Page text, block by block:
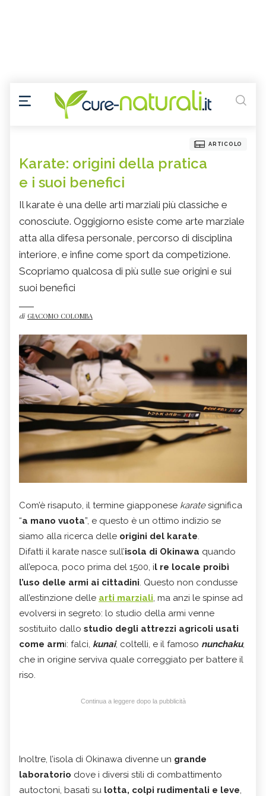
ARTICOLO
Karate: origini della pratica
e i suoi benefici
Il karate è una delle arti marziali più classiche e
conosciute. Oggigiorno esiste come arte marziale
atta alla difesa personale, percorso di disciplina
interiore, e infine come sport da competizione.
Scopriamo qualcosa di più sulle sue origini e sui
suoi benefici
di GIACOMO COLOMBA
Com’è risaputo, il termine giapponese karatesignifica
“a mano vuota”, e questo è un ottimo indizio se
siamo alla ricerca delle origini del karate.
Difatti il karate nasce sull’isola di Okinawa quando
all’epoca, poco prima del 1500, il re locale proibì
l’uso delle armi ai cittadini. Questo non condusse
all’estinzione delle arti marziali, ma anzi le spinse ad
evolversi in segreto: lo studio della armi venne
sostituito dallo studio degli attrezzi agricoli usati
come armi: falci, kunai, coltelli, e il famoso nunchaku,
che in origine serviva quale correggiato per battere il
riso.
Continua a leggere dopo la pubblicità
Inoltre, l’isola di Okinawa divenne un grande
laboratorio dove i diversi stili di combattimento
autoctoni, basati su lotta, colpi rudimentali e leve,